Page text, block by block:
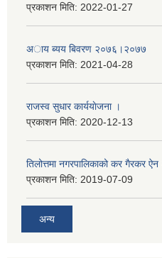
प्रकाशन मिति: 2022-01-27
अाय ब्यय बिवरण २०७६।२०७७
प्रकाशन मिति: 2021-04-28
राजस्व सुधार कार्ययाेजना ।
प्रकाशन मिति: 2020-12-13
तिलोत्तमा नगरपालिकाको कर गैरकर
प्रकाशन मिति: 2019-07-09
अन्य